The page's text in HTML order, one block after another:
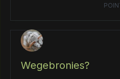
Wegebronies?